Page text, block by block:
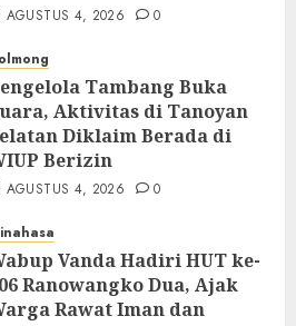
AGUSTUS 4, 2026 0
Tambang Buka
Aktivitas di Tanoyan
Diklaim Berada di
Berizin
AGUSTUS 4, 2026 0
Vanda Hadiri HUT ke-
Ranowangko Dua, Ajak
Rawat Iman dan